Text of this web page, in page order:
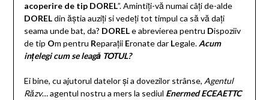
acoperire de tip DOREL”. Amintiți-vă numai câți de-alde
DORELdin ăștia auziți si vedeți tot timpul ca să vă dați
seama unde bat, da? DORELe abrevierea pentru Dispoziiv
de tip Om pentru Reparații Eronate dar Legale. Acum
ințelegi cum se leagă TOTUL?
Ei bine, cu ajutorul datelor și a dovezilor strânse, Agentul
Răzv… agentul nostru a mers la sediul Enermed ECEAETTC